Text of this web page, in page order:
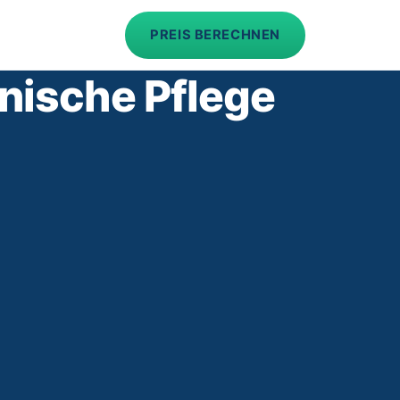
PREIS BERECHNEN
Pflege